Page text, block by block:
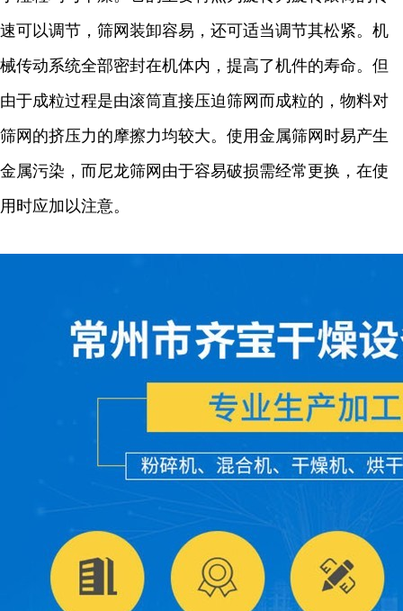
速可以调节，筛网装卸容易，还可适当调节其松紧。机
械传动系统全部密封在机体内，提高了机件的寿命。但
由于成粒过程是由滚筒直接压迫筛网而成粒的，物料对
筛网的挤压力的摩擦力均较大。使用金属筛网时易产生
金属污染，而尼龙筛网由于容易破损需经常更换，在使
用时应加以注意。